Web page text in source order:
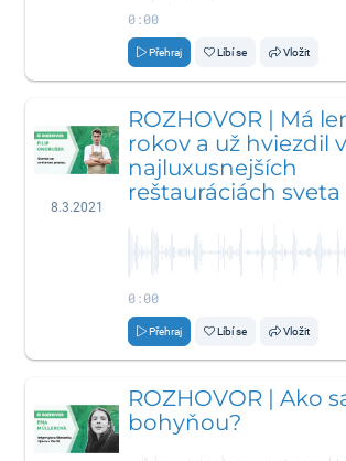
0:00
Přehraj Líbí se Vložit
8.3.2021
ROZHOVOR | Má
rokov a už hviezdil v
najluxusnejších
reštauráciách sveta
0:00
Přehraj Líbí se Vložit
ROZHOVOR | Ako
bohyňou?